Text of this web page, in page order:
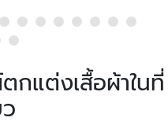
กแต่งเสื้อผ้าในที่